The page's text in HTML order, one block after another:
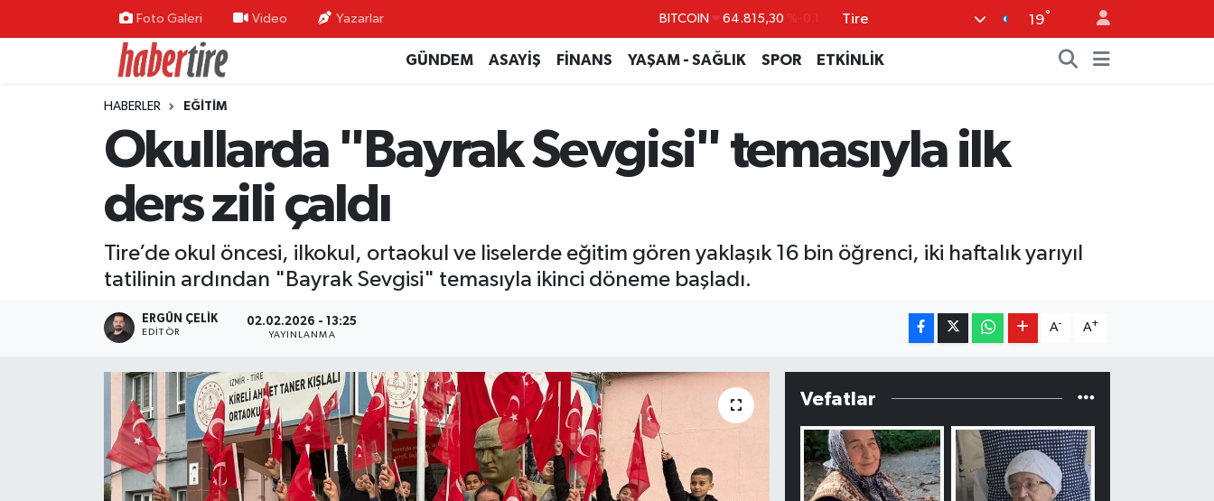
Foto Galeri Video Yazarlar BITCOIN 64.815,30 %-0.1
DOLAR
GRAM ALTIN 6660.55 %0
Tire 19°
GÜNDEM ASAYİŞ FİNANS YAŞAM - SAĞLIK SPOR ETKİNLİK
HABERLER EĞİTİM
Okullarda "Bayrak Sevgisi" temasıyla ilk
ders zili çaldı
Tire’de okul öncesi, ilkokul, ortaokul ve liselerde eğitim gören yaklaşık 16 bin öğrenci, iki haftalık yarıyıl
tatilinin ardından "Bayrak Sevgisi" temasıyla ikinci döneme başladı.
ERGÜN ÇELIK
EDITÖR
02.02.2026 - 13:25
YAYINLANMA
A- A+
Vefatlar
Tire Nöbetçi Eczaneler
Tire Hava Durumu
Tire Trafik Yoğunluk Haritası
Süper Lig Puan Durumu ve Fikstür
Tüm Manşetler
Haber Arşivi